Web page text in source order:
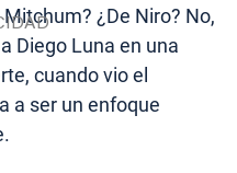
¿De Niro? No,
Diego Luna en una
cuando vio el
a ser un enfoque